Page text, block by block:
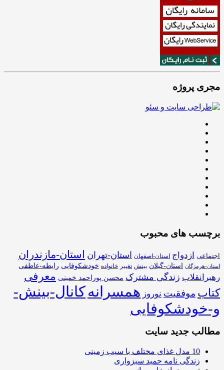
مجری پروژه
برچسب های محبوب
اجتماعی ازدواج استان-اصفهان استان-تهران استان-مازندران
استان-هرمزگان استان-گیلان بینش تغییر خانواده خودشکوفایی رابطه-عاطفی
رهبرانقلاب زندگی مشترک محسن پوراحمد خمینی معرفی
کتاب موفقیت نوروز همسرانهکانال-بینش-
و-خودشکوفایی
مطالب جدید سایت
10 مدل غذای مختلف با سیب زمینی
زندگی نامه حمید سبزواری